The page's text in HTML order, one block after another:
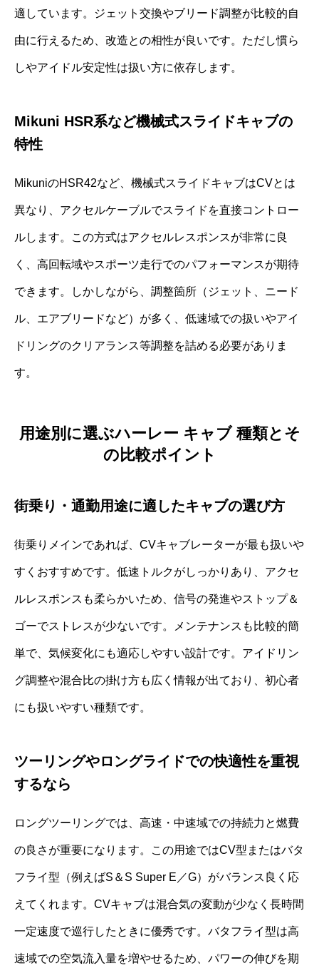
適しています。ジェット交換やブリード調整が比較的自
由に行えるため、改造との相性が良いです。ただし慣ら
しやアイドル安定性は扱い方に依存します。
Mikuni HSR系など機械式スライドキャブの
特性
MikuniのHSR42など、機械式スライドキャブはCVとは
異なり、アクセルケーブルでスライドを直接コントロー
ルします。この方式はアクセルレスポンスが非常に良
く、高回転域やスポーツ走行でのパフォーマンスが期待
できます。しかしながら、調整箇所（ジェット、ニード
ル、エアブリードなど）が多く、低速域での扱いやアイ
ドリングのクリアランス等調整を詰める必要がありま
す。
用途別に選ぶハーレー キャブ 種類とそ
の比較ポイント
街乗り・通勤用途に適したキャブの選び方
街乗りメインであれば、CVキャブレーターが最も扱いや
すくおすすめです。低速トルクがしっかりあり、アクセ
ルレスポンスも柔らかいため、信号の発進やストップ＆
ゴーでストレスが少ないです。メンテナンスも比較的簡
単で、気候変化にも適応しやすい設計です。アイドリン
グ調整や混合比の掛け方も広く情報が出ており、初心者
にも扱いやすい種類です。
ツーリングやロングライドでの快適性を重視
するなら
ロングツーリングでは、高速・中速域での持続力と燃費
の良さが重要になります。この用途ではCV型またはバタ
フライ型（例えばS＆S Super E／G）がバランス良く応
えてくれます。CVキャブは混合気の変動が少なく長時間
一定速度で巡行したときに優秀です。バタフライ型は高
速域での空気流入量を増やせるため、パワーの伸びを期